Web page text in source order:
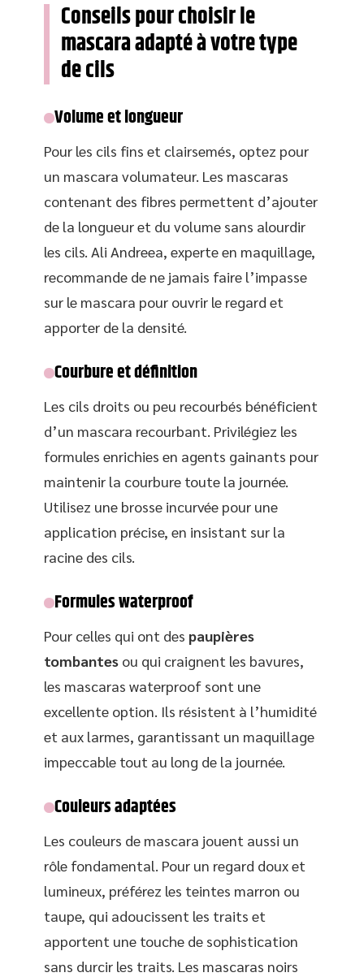
Conseils pour choisir le
mascara adapté à votre type
de cils
Volume et longueur
Pour les cils fins et clairsemés, optez pour
un mascara volumateur. Les mascaras
contenant des fibres permettent d’ajouter
de la longueur et du volume sans alourdir
les cils. Ali Andreea, experte en maquillage,
recommande de ne jamais faire l’impasse
sur le mascara pour ouvrir le regard et
apporter de la densité.
Courbure et définition
Les cils droits ou peu recourbés bénéficient
d’un mascara recourbant. Privilégiez les
formules enrichies en agents gainants pour
maintenir la courbure toute la journée.
Utilisez une brosse incurvée pour une
application précise, en insistant sur la
racine des cils.
Formules waterproof
Pour celles qui ont des paupières
tombantes ou qui craignent les bavures,
les mascaras waterproof sont une
excellente option. Ils résistent à l’humidité
et aux larmes, garantissant un maquillage
impeccable tout au long de la journée.
Couleurs adaptées
Les couleurs de mascara jouent aussi un
rôle fondamental. Pour un regard doux et
lumineux, préférez les teintes marron ou
taupe, qui adoucissent les traits et
apportent une touche de sophistication
sans durcir les traits. Les mascaras noirs